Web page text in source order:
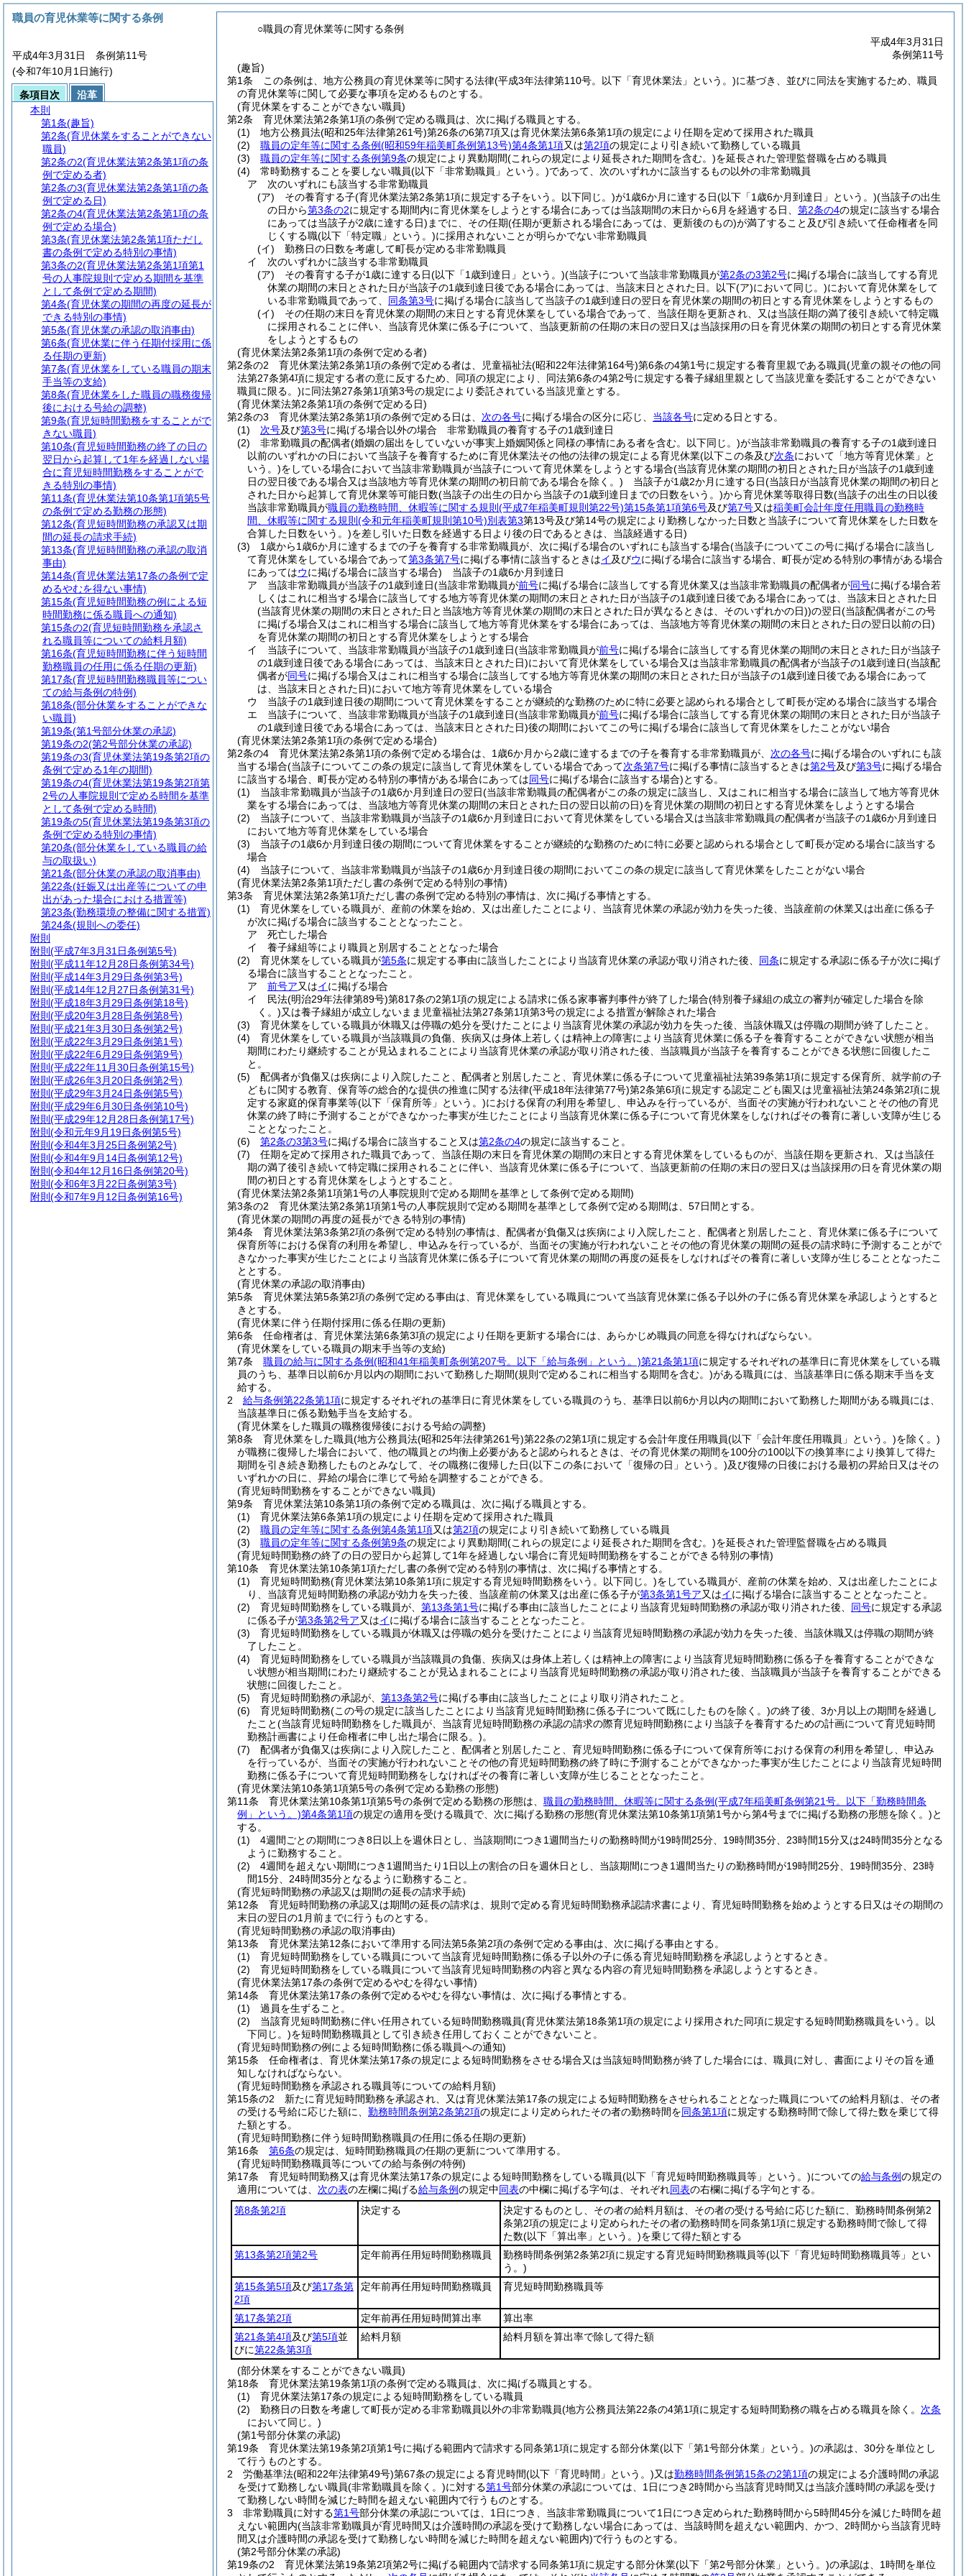
○職員の育児休業等に関する条例
平成4年3月31日
条例第11号
(趣旨)
第1条
この条例は、地方公務員の育児休業等に関する法律(平成3年法律第110号。以下「育児休業法」という。)に基づき、並びに同法を実施するため、職員
の育児休業等に関して必要な事項を定めるものとする。
(育児休業をすることができない職員)
第2条
育児休業法第2条第1項の条例で定める職員は、次に掲げる職員とする。
(1)
地方公務員法(昭和25年法律第261号)第26条の6第7項又は育児休業法第6条第1項の規定により任期を定めて採用された職員
(2)
職員の定年等に関する条例(昭和59年稲美町条例第13号)第4条第1項又は第2項の規定により引き続いて勤務している職員
(3)
職員の定年等に関する条例第9条の規定により異動期間(これらの規定により延長された期間を含む。)を延長された管理監督職を占める職員
(4)
常時勤務することを要しない職員(以下「非常勤職員」という。)であって、次のいずれかに該当するもの以外の非常勤職員
ア
次のいずれにも該当する非常勤職員
(ア)
その養育する子(育児休業法第2条第1項に規定する子をいう。以下同じ。)が1歳6か月に達する日(以下「1歳6か月到達日」という。)(当該子の出生
の日から第3条の2に規定する期間内に育児休業をしようとする場合にあっては当該期間の末日から6月を経過する日、第2条の4の規定に該当する場合
にあっては当該子が2歳に達する日) までに、その任期(任期が更新される場合にあっては、更新後のもの)が満了すること及び引き続いて任命権者を同
じくする職(以下「特定職」という。)に採用されないことが明らかでない非常勤職員
(イ)
勤務日の日数を考慮して町長が定める非常勤職員
イ
次のいずれかに該当する非常勤職員
(ア)
その養育する子が1歳に達する日(以下「1歳到達日」という。)(当該子について当該非常勤職員が第2条の3第2号に掲げる場合に該当してする育児
休業の期間の末日とされた日が当該子の1歳到達日後である場合にあっては、当該末日とされた日。以下(ア)において同じ。)において育児休業をして
いる非常勤職員であって、 同条第3号に掲げる場合に該当して当該子の1歳到達日の翌日を育児休業の期間の初日とする育児休業をしようとするもの
(イ)
その任期の末日を育児休業の期間の末日とする育児休業をしている場合であって、当該任期を更新され、又は当該任期の満了後引き続いて特定職
に採用されることに伴い、当該育児休業に係る子について、当該更新前の任期の末日の翌日又は当該採用の日を育児休業の期間の初日とする育児休業
をしようとするもの
(育児休業法第2条第1項の条例で定める者)
第2条の2
育児休業法第2条第1項の条例で定める者は、児童福祉法(昭和22年法律第164号)第6条の4第1号に規定する養育里親である職員(児童の親その他の同
法第27条第4項に規定する者の意に反するため、同項の規定により、同法第6条の4第2号に規定する養子縁組里親として当該児童を委託することができない
職員に限る。)に同法第27条第1項第3号の規定により委託されている当該児童とする。
(育児休業法第2条第1項の条例で定める日)
第2条の3
育児休業法第2条第1項の条例で定める日は、 次の各号に掲げる場合の区分に応じ、 当該各号に定める日とする。
(1)
次号及び第3号に掲げる場合以外の場合 非常勤職員の養育する子の1歳到達日
(2)
非常勤職員の配偶者(婚姻の届出をしていないが事実上婚姻関係と同様の事情にある者を含む。以下同じ。)が当該非常勤職員の養育する子の1歳到達日
以前のいずれかの日において当該子を養育するために育児休業法その他の法律の規定による育児休業(以下この条及び次条において「地方等育児休業」と
いう。)をしている場合において当該非常勤職員が当該子について育児休業をしようとする場合(当該育児休業の期間の初日とされた日が当該子の1歳到達
日の翌日後である場合又は当該地方等育児休業の期間の初日前である場合を除く。) 当該子が1歳2か月に達する日(当該日が当該育児休業の期間の初日と
された日から起算して育児休業等可能日数(当該子の出生の日から当該子の1歳到達日までの日数をいう。)から育児休業等取得日数(当該子の出生の日以後
当該非常勤職員が職員の勤務時間、休暇等に関する規則 (平成7年稲美町規則第22号)第15条第1項第6号及び第7号又は稲美町会計年度任用職員の勤務時
間、休暇等に関する規則 (令和元年稲美町規則第10号)別表第3第13号及び第14号の規定により勤務しなかった日数と当該子について育児休業をした日数を
合算した日数をいう。)を差し引いた日数を経過する日より後の日であるときは、当該経過する日)
(3)
1歳から1歳6か月に達するまでの子を養育する非常勤職員が、次に掲げる場合のいずれにも該当する場合(当該子についてこの号に掲げる場合に該当し
て育児休業をしている場合であって第3条第7号に掲げる事情に該当するときはイ及びウに掲げる場合に該当する場合、町長が定める特別の事情がある場合
にあってはウに掲げる場合に該当する場合) 当該子の1歳6か月到達日
ア
当該非常勤職員が当該子の1歳到達日(当該非常勤職員が前号に掲げる場合に該当してする育児休業又は当該非常勤職員の配偶者が同号に掲げる場合若
しくはこれに相当する場合に該当してする地方等育児休業の期間の末日とされた日が当該子の1歳到達日後である場合にあっては、当該末日とされた日
(当該育児休業の期間の末日とされた日と当該地方等育児休業の期間の末日とされた日が異なるときは、そのいずれかの日))の翌日(当該配偶者がこの号
に掲げる場合又はこれに相当する場合に該当して地方等育児休業をする場合にあっては、当該地方等育児休業の期間の末日とされた日の翌日以前の日)
を育児休業の期間の初日とする育児休業をしようとする場合
イ
当該子について、当該非常勤職員が当該子の1歳到達日(当該非常勤職員が前号に掲げる場合に該当してする育児休業の期間の末日とされた日が当該子
の1歳到達日後である場合にあっては、当該末日とされた日)において育児休業をしている場合又は当該非常勤職員の配偶者が当該子の1歳到達日(当該配
偶者が同号に掲げる場合又はこれに相当する場合に該当してする地方等育児休業の期間の末日とされた日が当該子の1歳到達日後である場合にあって
は、当該末日とされた日)において地方等育児休業をしている場合
ウ
当該子の1歳到達日後の期間について育児休業をすることが継続的な勤務のために特に必要と認められる場合として町長が定める場合に該当する場合
エ
当該子について、当該非常勤職員が当該子の1歳到達日(当該非常勤職員が前号に掲げる場合に該当してする育児休業の期間の末日とされた日が当該子
の1歳到達日後である場合にあっては、当該末日とされた日)後の期間においてこの号に掲げる場合に該当して育児休業をしたことがない場合
(育児休業法第2条第1項の条例で定める場合)
第2条の4
育児休業法第2条第1項の条例で定める場合は、1歳6か月から2歳に達するまでの子を養育する非常勤職員が、 次の各号に掲げる場合のいずれにも該
当する場合(当該子についてこの条の規定に該当して育児休業をしている場合であって次条第7号に掲げる事情に該当するときは第2号及び第3号に掲げる場合
に該当する場合、町長が定める特別の事情がある場合にあっては同号に掲げる場合に該当する場合)とする。
(1)
当該非常勤職員が当該子の1歳6か月到達日の翌日(当該非常勤職員の配偶者がこの条の規定に該当し、又はこれに相当する場合に該当して地方等育児休
業をする場合にあっては、当該地方等育児休業の期間の末日とされた日の翌日以前の日)を育児休業の期間の初日とする育児休業をしようとする場合
(2)
当該子について、当該非常勤職員が当該子の1歳6か月到達日において育児休業をしている場合又は当該非常勤職員の配偶者が当該子の1歳6か月到達日
において地方等育児休業をしている場合
(3)
当該子の1歳6か月到達日後の期間について育児休業をすることが継続的な勤務のために特に必要と認められる場合として町長が定める場合に該当する
場合
(4)
当該子について、当該非常勤職員が当該子の1歳6か月到達日後の期間においてこの条の規定に該当して育児休業をしたことがない場合
(育児休業法第2条第1項ただし書の条例で定める特別の事情)
第3条
育児休業法第2条第1項ただし書の条例で定める特別の事情は、次に掲げる事情とする。
(1)
育児休業をしている職員が、産前の休業を始め、又は出産したことにより、当該育児休業の承認が効力を失った後、当該産前の休業又は出産に係る子
が次に掲げる場合に該当することとなったこと。
ア
死亡した場合
イ
養子縁組等により職員と別居することとなった場合
(2)
育児休業をしている職員が第5条に規定する事由に該当したことにより当該育児休業の承認が取り消された後、 同条に規定する承認に係る子が次に掲げ
る場合に該当することとなったこと。
ア
前号ア又はイに掲げる場合
イ
民法(明治29年法律第89号)第817条の2第1項の規定による請求に係る家事審判事件が終了した場合(特別養子縁組の成立の審判が確定した場合を除
く。)又は養子縁組が成立しないまま児童福祉法第27条第1項第3号の規定による措置が解除された場合
(3)
育児休業をしている職員が休職又は停職の処分を受けたことにより当該育児休業の承認が効力を失った後、当該休職又は停職の期間が終了したこと。
(4)
育児休業をしている職員が当該職員の負傷、疾病又は身体上若しくは精神上の障害により当該育児休業に係る子を養育することができない状態が相当
期間にわたり継続することが見込まれることにより当該育児休業の承認が取り消された後、当該職員が当該子を養育することができる状態に回復したこ
と。
(5)
配偶者が負傷又は疾病により入院したこと、配偶者と別居したこと、育児休業に係る子について児童福祉法第39条第1項に規定する保育所、就学前の子
どもに関する教育、保育等の総合的な提供の推進に関する法律(平成18年法律第77号)第2条第6項に規定する認定こども園又は児童福祉法第24条第2項に規
定する家庭的保育事業等(以下「保育所等」という。)における保育の利用を希望し、申込みを行っているが、当面その実施が行われないことその他の育児
休業の終了時に予測することができなかった事実が生じたことにより当該育児休業に係る子について育児休業をしなければその養育に著しい支障が生じる
こととなったこと。
(6)
第2条の3第3号に掲げる場合に該当すること又は第2条の4の規定に該当すること。
(7)
任期を定めて採用された職員であって、当該任期の末日を育児休業の期間の末日とする育児休業をしているものが、当該任期を更新され、又は当該任
期の満了後引き続いて特定職に採用されることに伴い、当該育児休業に係る子について、当該更新前の任期の末日の翌日又は当該採用の日を育児休業の期
間の初日とする育児休業をしようとすること。
(育児休業法第2条第1項第1号の人事院規則で定める期間を基準として条例で定める期間)
第3条の2
育児休業法第2条第1項第1号の人事院規則で定める期間を基準として条例で定める期間は、57日間とする。
(育児休業の期間の再度の延長ができる特別の事情)
第4条
育児休業法第3条第2項の条例で定める特別の事情は、配偶者が負傷又は疾病により入院したこと、配偶者と別居したこと、育児休業に係る子について
保育所等における保育の利用を希望し、申込みを行っているが、当面その実施が行われないことその他の育児休業の期間の延長の請求時に予測することがで
きなかった事実が生じたことにより当該育児休業に係る子について育児休業の期間の再度の延長をしなければその養育に著しい支障が生じることとなったこ
ととする。
(育児休業の承認の取消事由)
第5条
育児休業法第5条第2項の条例で定める事由は、育児休業をしている職員について当該育児休業に係る子以外の子に係る育児休業を承認しようとすると
きとする。
(育児休業に伴う任期付採用に係る任期の更新)
第6条
任命権者は、育児休業法第6条第3項の規定により任期を更新する場合には、あらかじめ職員の同意を得なければならない。
(育児休業をしている職員の期末手当等の支給)
第7条
職員の給与に関する条例(昭和41年稲美町条例第207号。以下「給与条例」という。)第21条第1項に規定するそれぞれの基準日に育児休業をしている職
員のうち、基準日以前6か月以内の期間において勤務した期間(規則で定めるこれに相当する期間を含む。)がある職員には、当該基準日に係る期末手当を支
給する。
2
給与条例第22条第1項に規定するそれぞれの基準日に育児休業をしている職員のうち、基準日以前6か月以内の期間において勤務した期間がある職員には、
当該基準日に係る勤勉手当を支給する。
(育児休業をした職員の職務復帰後における号給の調整)
第8条
育児休業をした職員(地方公務員法(昭和25年法律第261号)第22条の2第1項に規定する会計年度任用職員(以下「会計年度任用職員」という。)を除く。)
が職務に復帰した場合において、他の職員との均衡上必要があると認められるときは、その育児休業の期間を100分の100以下の換算率により換算して得た
期間を引き続き勤務したものとみなして、その職務に復帰した日(以下この条において「復帰の日」という。)及び復帰の日後における最初の昇給日又はその
いずれかの日に、昇給の場合に準じて号給を調整することができる。
(育児短時間勤務をすることができない職員)
第9条
育児休業法第10条第1項の条例で定める職員は、次に掲げる職員とする。
(1)
育児休業法第6条第1項の規定により任期を定めて採用された職員
(2)
職員の定年等に関する条例第4条第1項又は第2項の規定により引き続いて勤務している職員
(3)
職員の定年等に関する条例第9条の規定により異動期間(これらの規定により延長された期間を含む。)を延長された管理監督職を占める職員
(育児短時間勤務の終了の日の翌日から起算して1年を経過しない場合に育児短時間勤務をすることができる特別の事情)
第10条
育児休業法第10条第1項ただし書の条例で定める特別の事情は、次に掲げる事情とする。
(1)
育児短時間勤務(育児休業法第10条第1項に規定する育児短時間勤務をいう。以下同じ。)をしている職員が、産前の休業を始め、又は出産したことによ
り、当該育児短時間勤務の承認が効力を失った後、当該産前の休業又は出産に係る子が第3条第1号ア又はイに掲げる場合に該当することとなったこと。
(2)
育児短時間勤務をしている職員が、 第13条第1号に掲げる事由に該当したことにより当該育児短時間勤務の承認が取り消された後、 同号に規定する承認
に係る子が第3条第2号ア又はイに掲げる場合に該当することとなったこと。
(3)
育児短時間勤務をしている職員が休職又は停職の処分を受けたことにより当該育児短時間勤務の承認が効力を失った後、当該休職又は停職の期間が終
了したこと。
(4)
育児短時間勤務をしている職員が当該職員の負傷、疾病又は身体上若しくは精神上の障害により当該育児短時間勤務に係る子を養育することができな
い状態が相当期間にわたり継続することが見込まれることにより当該育児短時間勤務の承認が取り消された後、当該職員が当該子を養育することができる
状態に回復したこと。
(5)
育児短時間勤務の承認が、 第13条第2号に掲げる事由に該当したことにより取り消されたこと。
(6)
育児短時間勤務(この号の規定に該当したことにより当該育児短時間勤務に係る子について既にしたものを除く。)の終了後、3か月以上の期間を経過し
たこと(当該育児短時間勤務をした職員が、当該育児短時間勤務の承認の請求の際育児短時間勤務により当該子を養育するための計画について育児短時間
勤務計画書により任命権者に申し出た場合に限る。)。
(7)
配偶者が負傷又は疾病により入院したこと、配偶者と別居したこと、育児短時間勤務に係る子について保育所等における保育の利用を希望し、申込み
を行っているが、当面その実施が行われないことその他の育児短時間勤務の終了時に予測することができなかった事実が生じたことにより当該育児短時間
勤務に係る子について育児短時間勤務をしなければその養育に著しい支障が生じることとなったこと。
(育児休業法第10条第1項第5号の条例で定める勤務の形態)
第11条
育児休業法第10条第1項第5号の条例で定める勤務の形態は、 職員の勤務時間、休暇等に関する条例(平成7年稲美町条例第21号。以下「勤務時間条
例」という。)第4条第1項の規定の適用を受ける職員で、次に掲げる勤務の形態(育児休業法第10条第1項第1号から第4号までに掲げる勤務の形態を除く。)と
する。
(1)
4週間ごとの期間につき8日以上を週休日とし、当該期間につき1週間当たりの勤務時間が19時間25分、19時間35分、23時間15分又は24時間35分となる
ように勤務すること。
(2)
4週間を超えない期間につき1週間当たり1日以上の割合の日を週休日とし、当該期間につき1週間当たりの勤務時間が19時間25分、19時間35分、23時
間15分、24時間35分となるように勤務すること。
(育児短時間勤務の承認又は期間の延長の請求手続)
第12条
育児短時間勤務の承認又は期間の延長の請求は、規則で定める育児短時間勤務承認請求書により、育児短時間勤務を始めようとする日又はその期間の
末日の翌日の1月前までに行うものとする。
(育児短時間勤務の承認の取消事由)
第13条
育児休業法第12条において準用する同法第5条第2項の条例で定める事由は、次に掲げる事由とする。
(1)
育児短時間勤務をしている職員について当該育児短時間勤務に係る子以外の子に係る育児短時間勤務を承認しようとするとき。
(2)
育児短時間勤務をしている職員について当該育児短時間勤務の内容と異なる内容の育児短時間勤務を承認しようとするとき。
(育児休業法第17条の条例で定めるやむを得ない事情)
第14条
育児休業法第17条の条例で定めるやむを得ない事情は、次に掲げる事情とする。
(1)
過員を生ずること。
(2)
当該育児短時間勤務に伴い任用されている短時間勤務職員(育児休業法第18条第1項の規定により採用された同項に規定する短時間勤務職員をいう。以
下同じ。)を短時間勤務職員として引き続き任用しておくことができないこと。
(育児短時間勤務の例による短時間勤務に係る職員への通知)
第15条
任命権者は、育児休業法第17条の規定による短時間勤務をさせる場合又は当該短時間勤務が終了した場合には、職員に対し、書面によりその旨を通
知しなければならない。
(育児短時間勤務を承認される職員等についての給料月額)
第15条の2
新たに育児短時間勤務を承認され、又は育児休業法第17条の規定による短時間勤務をさせられることとなった職員についての給料月額は、その者
の受ける号給に応じた額に、 勤務時間条例第2条第2項の規定により定められたその者の勤務時間を同条第1項に規定する勤務時間で除して得た数を乗じて得
た額とする。
(育児短時間勤務に伴う短時間勤務職員の任用に係る任期の更新)
第16条
第6条の規定は、短時間勤務職員の任期の更新について準用する。
(育児短時間勤務職員等についての給与条例の特例)
第17条
育児短時間勤務又は育児休業法第17条の規定による短時間勤務をしている職員(以下「育児短時間勤務職員等」という。)についての給与条例の規定の
適用については、 次の表の左欄に掲げる給与条例の規定中同表の中欄に掲げる字句は、それぞれ同表の右欄に掲げる字句とする。
第8条第2項
決定する
決定するものとし、その者の給料月額は、その者の受ける号給に応じた額に、勤務時間条例第2
条第2項の規定により定められたその者の勤務時間を同条第1項に規定する勤務時間で除して得
た数(以下「算出率」という。)を乗じて得た額とする
第13条第2項第2号
定年前再任用短時間勤務職員 勤務時間条例第2条第2項に規定する育児短時間勤務職員等(以下「育児短時間勤務職員等」とい
う。)
第15条第5項及び第17条第
2項
定年前再任用短時間勤務職員 育児短時間勤務職員等
第17条第2項 定年前再任用短時間算出率
算出率
第21条第4項及び第5項並
びに第22条第3項
給料月額 給料月額を算出率で除して得た額
(部分休業をすることができない職員)
第18条
育児休業法第19条第1項の条例で定める職員は、次に掲げる職員とする。
(1)
育児休業法第17条の規定による短時間勤務をしている職員
(2)
勤務日の日数を考慮して町長が定める非常勤職員以外の非常勤職員(地方公務員法第22条の4第1項に規定する短時間勤務の職を占める職員を除く。 次条
において同じ。)
(第1号部分休業の承認)
第19条
育児休業法第19条第2項第1号に掲げる範囲内で請求する同条第1項に規定する部分休業(以下「第1号部分休業」という。)の承認は、30分を単位とし
て行うものとする。
2
労働基準法(昭和22年法律第49号)第67条の規定による育児時間(以下「育児時間」という。)又は勤務時間条例第15条の2第1項の規定による介護時間の承認
を受けて勤務しない職員(非常勤職員を除く。)に対する第1号部分休業の承認については、1日につき2時間から当該育児時間又は当該介護時間の承認を受け
て勤務しない時間を減じた時間を超えない範囲内で行うものとする。
3
非常勤職員に対する第1号部分休業の承認については、1日につき、当該非常勤職員について1日につき定められた勤務時間から5時間45分を減じた時間を超
えない範囲内(当該非常勤職員が育児時間又は介護時間の承認を受けて勤務しない場合にあっては、当該時間を超えない範囲内、かつ、2時間から当該育児時
間又は介護時間の承認を受けて勤務しない時間を減じた時間を超えない範囲内)で行うものとする。
(第2号部分休業の承認)
第19条の2
育児休業法第19条第2項第2号に掲げる範囲内で請求する同条第1項に規定する部分休業(以下「第2号部分休業」という。)の承認は、1時間を単位
職員の育児休業等に関する条例
平成4年3月31日 条例第11号
(令和7年10月1日施行)
条項目次
沿革
本則
第1条(趣旨)
第2条(育児休業をすることができない
職員)
第2条の2(育児休業法第2条第1項の条
例で定める者)
第2条の3(育児休業法第2条第1項の条
例で定める日)
第2条の4(育児休業法第2条第1項の条
例で定める場合)
第3条(育児休業法第2条第1項ただし
書の条例で定める特別の事情)
第3条の2(育児休業法第2条第1項第1
号の人事院規則で定める期間を基準
として条例で定める期間)
第4条(育児休業の期間の再度の延長が
できる特別の事情)
第5条(育児休業の承認の取消事由)
第6条(育児休業に伴う任期付採用に係
る任期の更新)
第7条(育児休業をしている職員の期末
手当等の支給)
第8条(育児休業をした職員の職務復帰
後における号給の調整)
第9条(育児短時間勤務をすることがで
きない職員)
第10条(育児短時間勤務の終了の日の
翌日から起算して1年を経過しない場
合に育児短時間勤務をすることがで
きる特別の事情)
第11条(育児休業法第10条第1項第5号
の条例で定める勤務の形態)
第12条(育児短時間勤務の承認又は期
間の延長の請求手続)
第13条(育児短時間勤務の承認の取消
事由)
第14条(育児休業法第17条の条例で定
めるやむを得ない事情)
第15条(育児短時間勤務の例による短
時間勤務に係る職員への通知)
第15条の2(育児短時間勤務を承認さ
れる職員等についての給料月額)
第16条(育児短時間勤務に伴う短時間
勤務職員の任用に係る任期の更新)
第17条(育児短時間勤務職員等につい
ての給与条例の特例)
第18条(部分休業をすることができな
い職員)
第19条(第1号部分休業の承認)
第19条の2(第2号部分休業の承認)
第19条の3(育児休業法第19条第2項の
条例で定める1年の期間)
第19条の4(育児休業法第19条第2項第
2号の人事院規則で定める時間を基準
として条例で定める時間)
第19条の5(育児休業法第19条第3項の
条例で定める特別の事情)
第20条(部分休業をしている職員の給
与の取扱い)
第21条(部分休業の承認の取消事由)
第22条(妊娠又は出産等についての申
出があった場合における措置等)
第23条(勤務環境の整備に関する措置)
第24条(規則への委任)
附則
附則 (平成7年3月31日条例第5号)
附則 (平成11年12月28日条例第34号)
附則 (平成14年3月29日条例第3号)
附則 (平成14年12月27日条例第31号)
附則 (平成18年3月29日条例第18号)
附則 (平成20年3月28日条例第8号)
附則 (平成21年3月30日条例第2号)
附則 (平成22年3月29日条例第1号)
附則 (平成22年6月29日条例第9号)
附則 (平成22年11月30日条例第15号)
附則 (平成26年3月20日条例第2号)
附則 (平成29年3月24日条例第5号)
附則 (平成29年6月30日条例第10号)
附則 (平成29年12月28日条例第17号)
附則 (令和元年9月19日条例第5号)
附則 (令和4年3月25日条例第2号)
附則 (令和4年9月14日条例第12号)
附則 (令和4年12月16日条例第20号)
附則 (令和6年3月22日条例第3号)
附則 (令和7年9月12日条例第16号)